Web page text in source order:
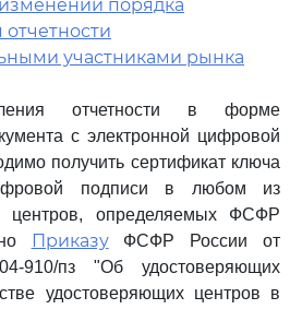
порядка
участниками рынка
отчетности в форме
с электронной цифровой
получить сертификат ключа
подписи в любом из
центров, определяемых ФСФР
ПриказуФСФР России от
910/пз "Об удостоверяющих
удостоверяющих центров в